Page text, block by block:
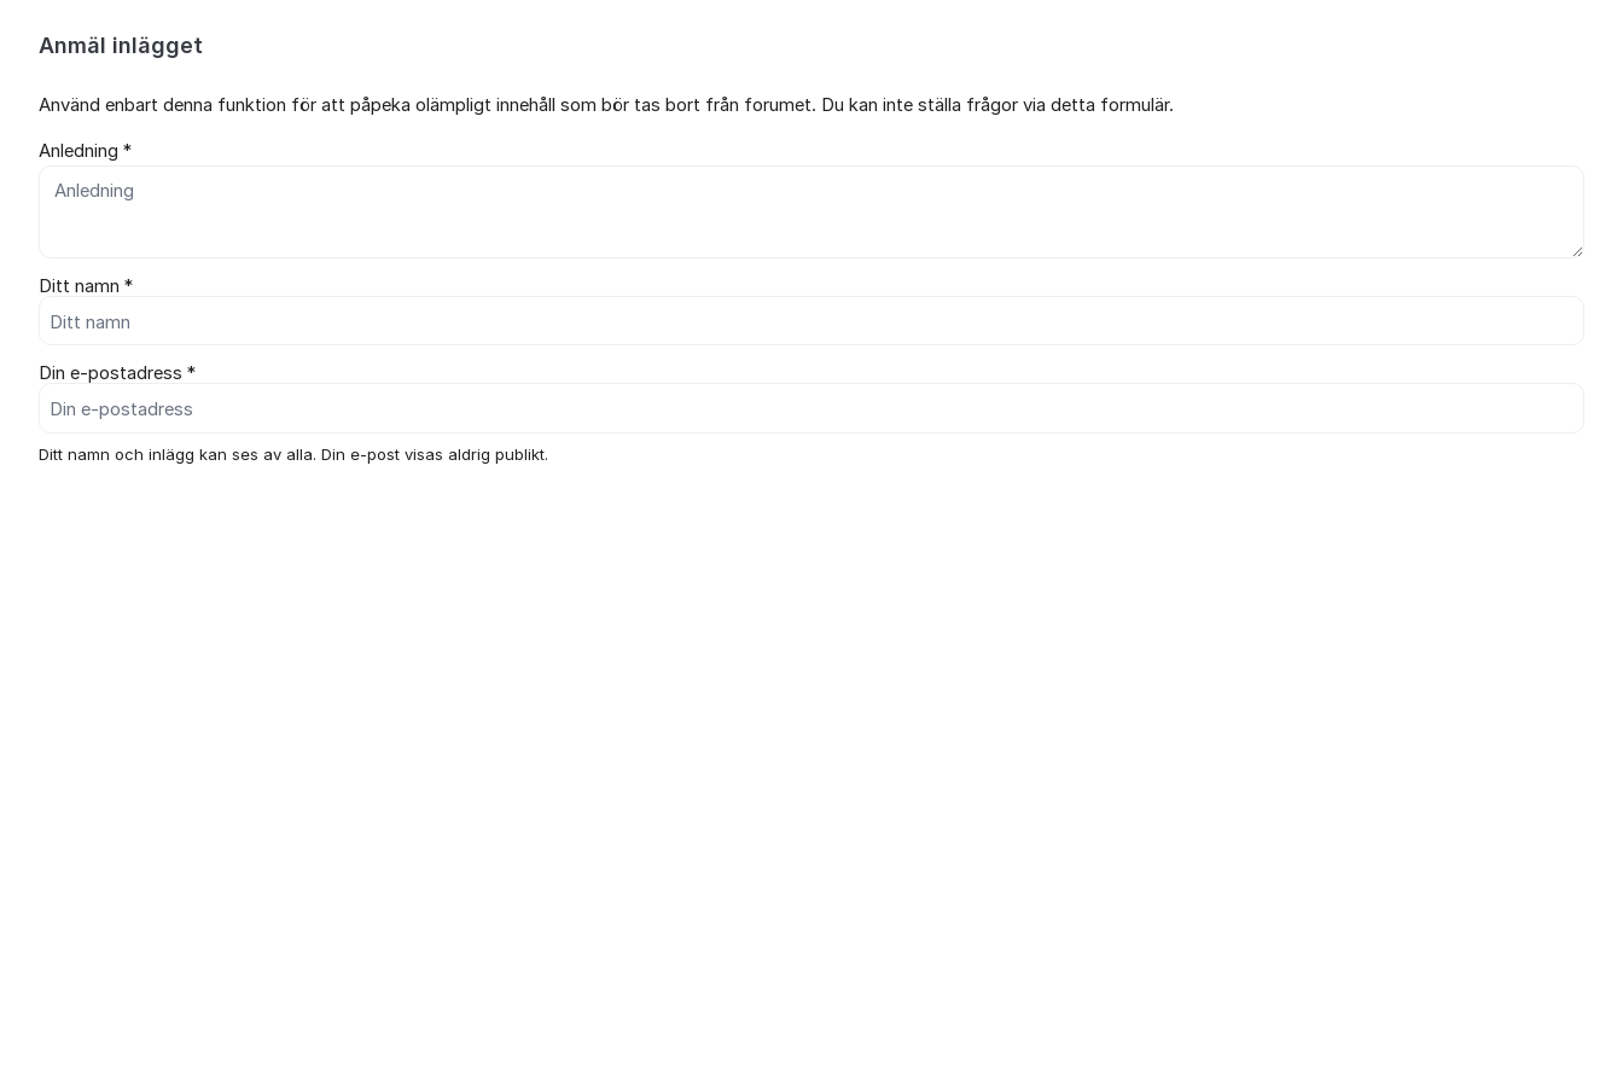
Anmäl inlägget
Använd enbart denna funktion för att påpeka olämpligt innehåll som bör tas bort från forumet. Du kan inte ställa frågor via detta formulär.
Anledning *
Ditt namn *
Din e-postadress *
Ditt namn och inlägg kan ses av alla. Din e-post visas aldrig publikt.